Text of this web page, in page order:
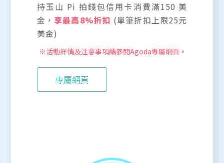
持玉山 Pi 拍錢包信用卡消費滿150 美
金，享最高8%折扣 (單筆折扣上限25元
美金)
※活動詳情及注意事項請參閱Agoda專屬網頁。
專屬網頁